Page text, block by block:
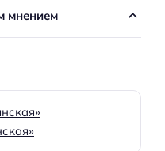
мнением